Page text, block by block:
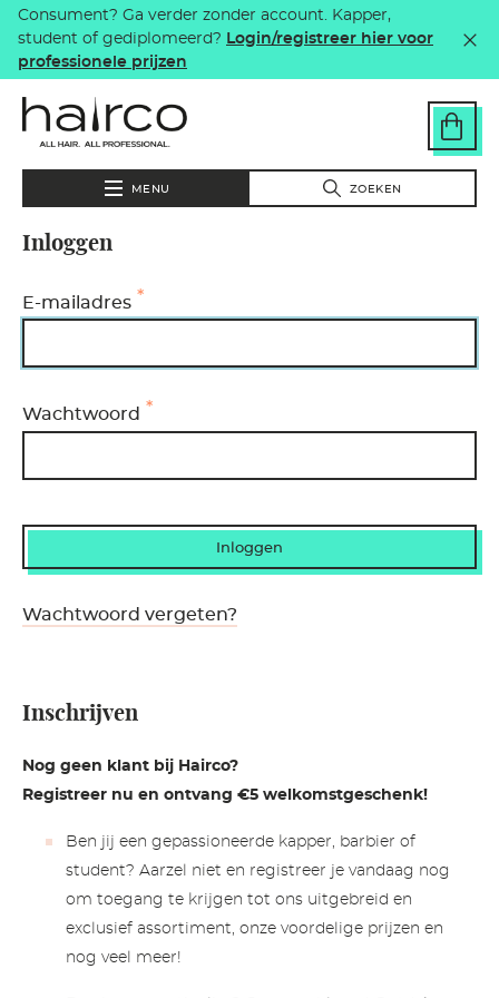
Overslaan en naar de inhoud gaan
Consument? Ga verder zonder account. Kapper,
student of gediplomeerd? Login/registreer hier voor
professionele prijzen
MENU ZOEKEN
Inloggen
E-mailadres
Wachtwoord
Wachtwoord vergeten?
Inschrijven
Nog geen klant bij Hairco?
Registreer nu en ontvang €5 welkomstgeschenk!
Ben jij een gepassioneerde kapper, barbier of
student? Aarzel niet en registreer je vandaag nog
om toegang te krijgen tot ons uitgebreid en
exclusief assortiment, onze voordelige prijzen en
nog veel meer!